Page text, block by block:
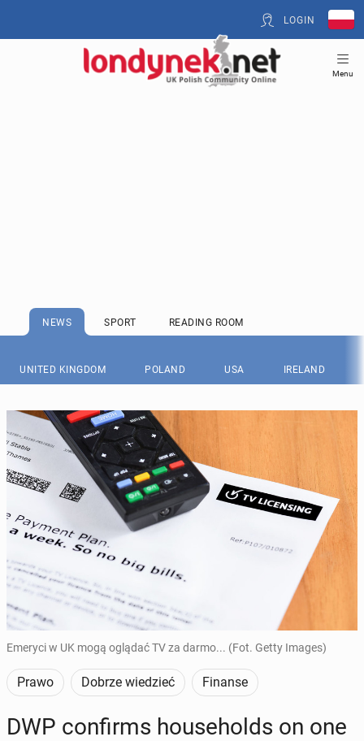
LOGIN
Menu
NEWS SPORT READING ROOM
UNITED KINGDOM POLAND USA IRELAND
Emeryci w UK mogą oglądać TV za darmo... (Fot. Getty Images)
Prawo Dobrze wiedzieć Finanse
DWP con­firms house­holds on one